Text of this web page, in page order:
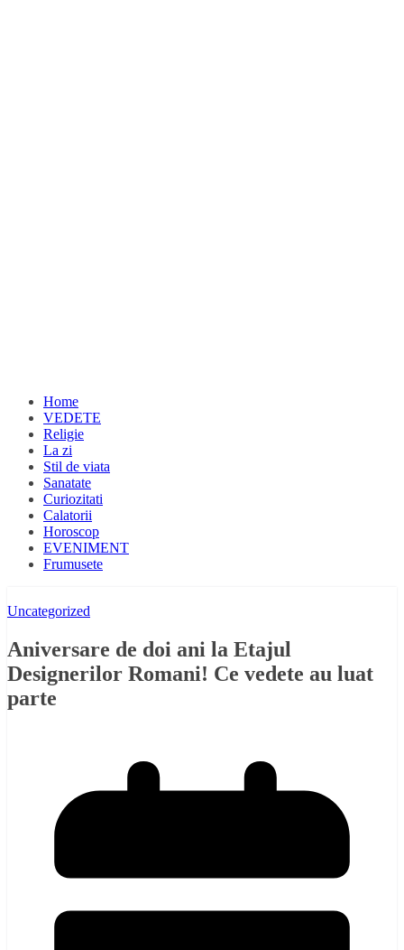
Home
VEDETE
Religie
La zi
Stil de viata
Sanatate
Curiozitati
Calatorii
Horoscop
EVENIMENT
Frumusete
Uncategorized
Aniversare de doi ani la Etajul
Designerilor Romani! Ce vedete au luat
parte